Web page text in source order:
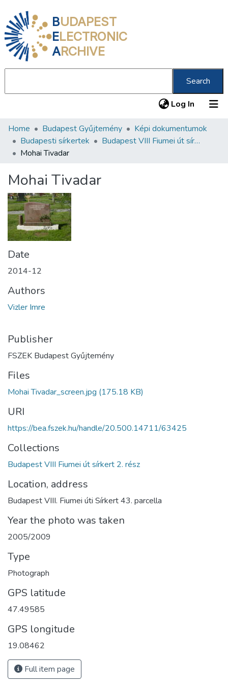
BUDAPEST
ELECTRONIC
ARCHIVE
Search
Log In (current)
Communities & Collections
All of DSpace
About us
Home Budapest Gyűjtemény
Képi dokumentumok
Budapesti sírkertek
Budapest VIII Fiumei út sírkert 2. rész
Mohai Tivadar
Mohai Tivadar
Date
2014-12
Authors
Vizler Imre
Publisher
FSZEK Budapest Gyűjtemény
Files
Mohai Tivadar_screen.jpg (175.18 KB)
URI
https://bea.fszek.hu/handle/20.500.14711/63425
Collections
Budapest VIII Fiumei út sírkert 2. rész
Location, address
Budapest VIII. Fiumei úti Sírkert 43. parcella
Year the photo was taken
2005/2009
Type
Photograph
GPS latitude
47.49585
GPS longitude
19.08462
Full item page